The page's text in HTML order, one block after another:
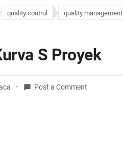
quality control
quality management
S Proyek
Post a Comment